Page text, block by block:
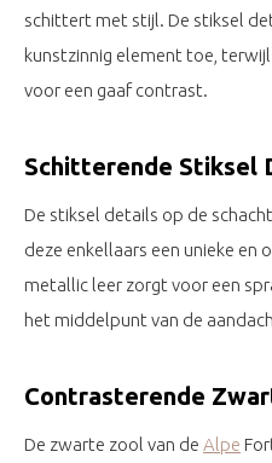
schittert met stijl. De stiksel
kunstzinnig element toe,
voor een gaaf contrast.
Schitterende Stiksel
De stiksel details op de
deze enkellaars een unieke
metallic leer zorgt voor een
het middelpunt van de
Contrasterende
De zwarte zool van de Alpe